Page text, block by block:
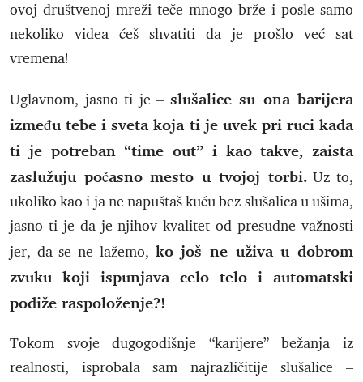
ovoj društvenoj mreži teče mnogo brže i posle samo
nekoliko videa ćeš shvatiti da je prošlo već sat
vremena!
Uglavnom, jasno ti je – slušalice su ona barijera
između tebe i sveta koja ti je uvek pri ruci kada
ti je potreban “time out” i kao takve, zaista
zaslužuju počasno mesto u tvojoj torbi.Uz to,
ukoliko kao i ja ne napuštaš kuću bez slušalica u ušima,
jasno ti je da je njihov kvalitet od presudne važnosti
jer, da se ne lažemo, ko još ne uživa u dobrom
zvuku koji ispunjava celo telo i automatski
podiže raspoloženje?!
Tokom svoje dugogodišnje “karijere” bežanja iz
realnosti, isprobala sam najrazličitije slušalice –